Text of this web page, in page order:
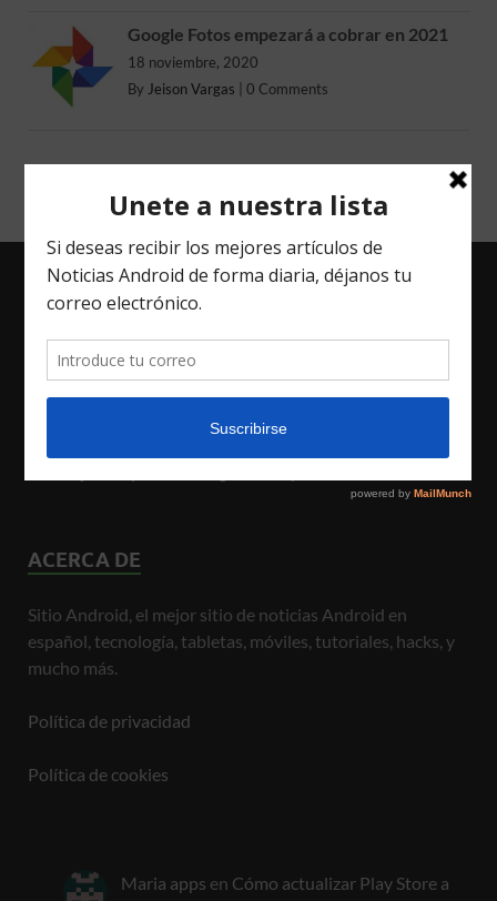
Google Fotos empezará a cobrar en 2021
18 noviembre, 2020
By Jeison Vargas 0 Comments
ENTRADAS RECIENTES
Top 5 Gadgets que Complementan tu Experiencia
Cómo actualizar Play Store a su última versión 2025
ACERCA DE
Sitio Android, el mejor sitio de noticias Android en
español, tecnología, tabletas, móviles, tutoriales, hacks, y
mucho más.
Política de privacidad
Política de cookies
Maria apps en Cómo actualizar Play Store a